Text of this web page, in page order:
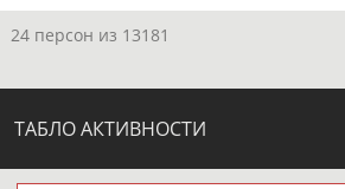
24 персон из 13181
ТАБЛО АКТИВНОСТИ